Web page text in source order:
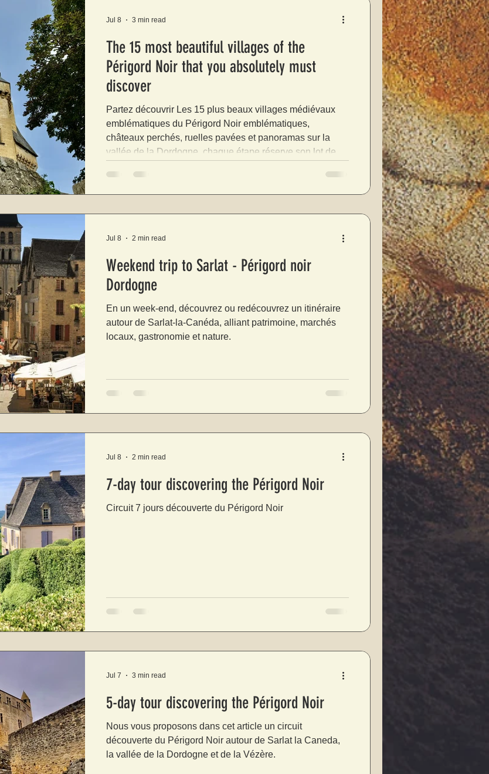
The 15 most beautiful villages of the
Périgord Noir that you absolutely must
discover
Partez découvrir Les 15 plus beaux villages médiévaux
emblématiques du Périgord Noir emblématiques,
châteaux perchés, ruelles pavées et panoramas sur la
vallée de la Dordogne, chaque étape réserve son lot de
vacances en Dordogne, voici notre sélection des 15 plus
beaux villages du Périgord Noir.
Jul 8 3 min read
Weekend trip to Sarlat - Périgord noir
Dordogne
En un week-end, découvrez ou redécouvrez un itinéraire
autour de Sarlat-la-Canéda, alliant patrimoine, marchés
locaux, gastronomie et nature.
Jul 8 2 min read
7-day tour discovering the Périgord Noir
Circuit 7 jours découverte du Périgord Noir
Jul 8 2 min read
5-day tour discovering the Périgord Noir
Nous vous proposons dans cet article un circuit
découverte du Périgord Noir autour de Sarlat la Caneda,
la vallée de la Dordogne et de la Vézère.
Jul 7 3 min read